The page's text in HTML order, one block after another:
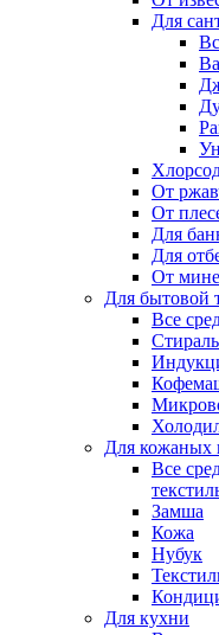
Для
От
От
Для
Для
От
Для бытовой
Все
Для кожаных
Все
Замша
Кожа
Нубук
Для кухни